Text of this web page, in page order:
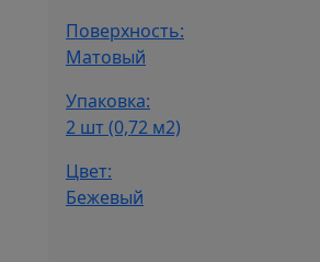
Поверхность:
Матовый
Упаковка:
2 шт (0,72 м2)
Цвет:
Бежевый